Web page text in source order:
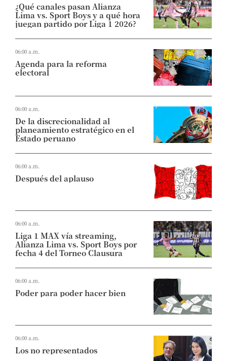
¿Qué canales pasan Alianza
Lima vs. Sport Boys y a qué hora
juegan partido por Liga 1 2026?
06:00 a.m.
Agenda para la reforma
electoral
06:00 a.m.
De la discrecionalidad al
planeamiento estratégico en el
Estado peruano
06:00 a.m.
Después del aplauso
06:00 a.m.
Liga 1 MAX vía streaming,
Alianza Lima vs. Sport Boys por
fecha 4 del Torneo Clausura
06:00 a.m.
Poder para poder hacer bien
06:00 a.m.
Los no representados